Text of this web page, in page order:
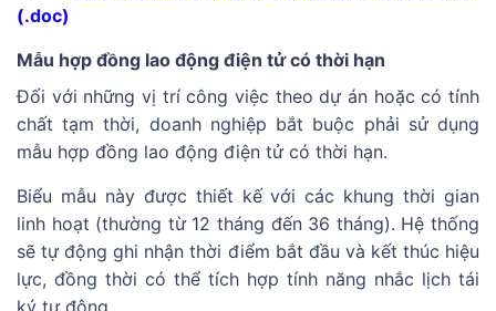
(.doc)
Mẫu hợp đồng lao động điện tử có thời hạn
Đối với những vị trí công việc theo dự án hoặc có tính
chất tạm thời, doanh nghiệp bắt buộc phải sử dụng
mẫu hợp đồng lao động điện tử có thời hạn.
Biểu mẫu này được thiết kế với các khung thời gian
linh hoạt (thường từ 12 tháng đến 36 tháng). Hệ thống
sẽ tự động ghi nhận thời điểm bắt đầu và kết thúc hiệu
lực, đồng thời có thể tích hợp tính năng nhắc lịch tái
ký tự động.